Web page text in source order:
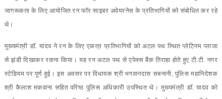
जागरूकता के लिए आयोजित रन फॉर साइबर अवेयरनेस के प्रतिभागियों को संबोधित कर रहे
थे।
मुख्यमंत्री डॉ. यादव ने रन के लिए एकत्र प्रतिभागियों को अटल पथ स्थित प्लेटिनम प्लाजा
से झंडी दिखाकर रवाना किया। यह रन अटल पथ से एपेक्स बैंक तिराहा होते हुए टी.टी. नगर
स्टेडियम पर पूर्ण हुई। इस अवसर पर विधायक श्री भगवानदास सबनानी, पुलिस महानिदेशक
श्री कैलाश मकवाना सहित वरिष्ठ पुलिस अधिकारी उपस्थित थे। मुख्यमंत्री डॉ. यादव को